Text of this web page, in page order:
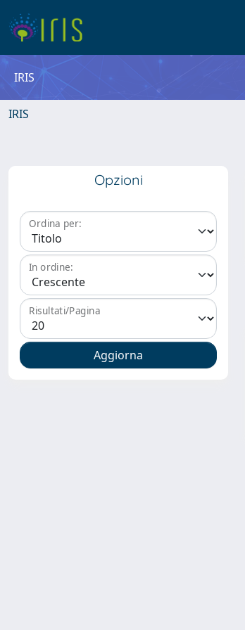
IRIS
IRIS
Opzioni
Ordina per:
In ordine:
Risultati/Pagina